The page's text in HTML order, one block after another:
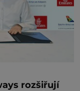
rozšiřují